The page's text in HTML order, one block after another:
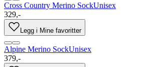
Cross Country Merino SockUnisex
329,-
Legg i Mine favoritter
Alpine Merino SockUnisex
379,-